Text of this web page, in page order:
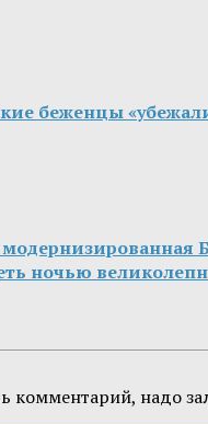
беженцы
ночью
комментарий, надо